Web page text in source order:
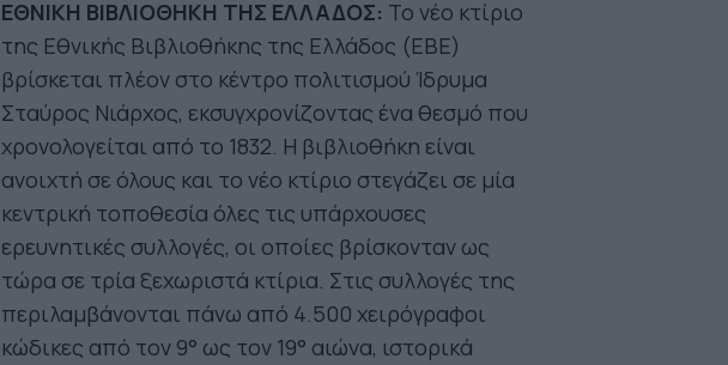
ΕΘΝΙΚΗ ΒΙΒΛΙΟΘΗΚΗ ΤΗΣ ΕΛΛΑΔΟΣ: Το νέο κτίριο
της Εθνικής Βιβλιοθήκης της Ελλάδος (ΕΒΕ)
βρίσκεται πλέον στο κέντρο πολιτισμού Ίδρυμα
Σταύρος Νιάρχος, εκσυγχρονίζοντας ένα θεσμό που
χρονολογείται από το 1832. Η βιβλιοθήκη είναι
ανοιχτή σε όλους και το νέο κτίριο στεγάζει σε μία
κεντρική τοποθεσία όλες τις υπάρχουσες
ερευνητικές συλλογές, οι οποίες βρίσκονταν ως
τώρα σε τρία ξεχωριστά κτίρια. Στις συλλογές της
περιλαμβάνονται πάνω από 4.500 χειρόγραφοι
κώδικες από τον 9° ως τον 19° αιώνα, ιστορικά